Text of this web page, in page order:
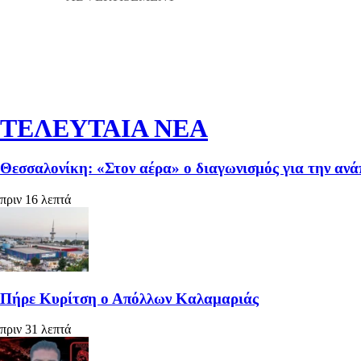
ΤΕΛΕΥΤΑΙΑ ΝΕΑ
Θεσσαλονίκη: «Στον αέρα» ο διαγωνισμός για την
πριν 16 λεπτά
Πήρε Κυρίτση ο Απόλλων Καλαμαριάς
πριν 31 λεπτά